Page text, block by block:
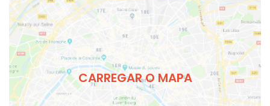
CARREGAR O MAPA